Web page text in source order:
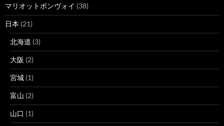
マリオットボンヴォイ (38)
日本 (21)
北海道 (3)
大阪 (2)
宮城 (1)
富山 (2)
山口 (1)